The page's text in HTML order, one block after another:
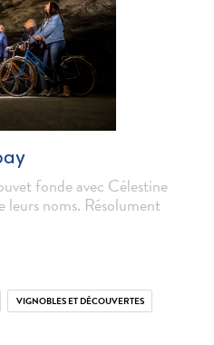
fonde avec Célestine
noms. Résolument
VIGNOBLES ET DÉCOUVERTES